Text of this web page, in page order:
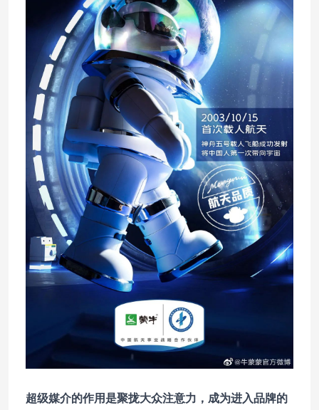
超级媒介的作用是聚拢大众注意力，成为进入品牌的